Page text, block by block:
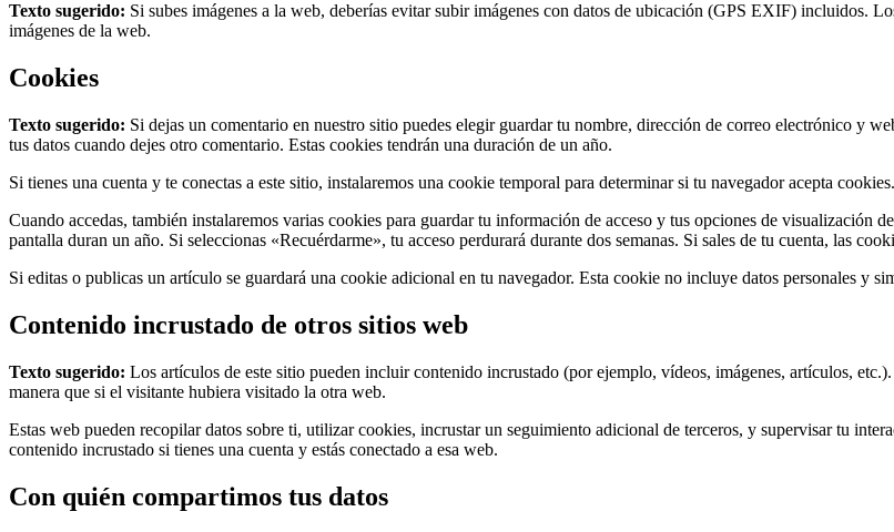
Texto sugerido: Si subes imágenes a la web, deberías evitar subir imágenes con datos de ubicación (GPS EXIF) incluidos.
imágenes de la web.
Cookies
Texto sugerido: Si dejas un comentario en nuestro sitio puedes elegir guardar tu nombre, dirección de correo electrónico y
tus datos cuando dejes otro comentario. Estas cookies tendrán una duración de un año.
Si tienes una cuenta y te conectas a este sitio, instalaremos una cookie temporal para determinar si tu navegador acepta
Cuando accedas, también instalaremos varias cookies para guardar tu información de acceso y tus opciones de visualización
pantalla duran un año. Si seleccionas «Recuérdarme», tu acceso perdurará durante dos semanas. Si sales de tu cuenta, las
Si editas o publicas un artículo se guardará una cookie adicional en tu navegador. Esta cookie no incluye datos personales y
Contenido incrustado de otros sitios web
Texto sugerido: Los artículos de este sitio pueden incluir contenido incrustado (por ejemplo, vídeos, imágenes, artículos,
manera que si el visitante hubiera visitado la otra web.
Estas web pueden recopilar datos sobre ti, utilizar cookies, incrustar un seguimiento adicional de terceros, y supervisar tu
contenido incrustado si tienes una cuenta y estás conectado a esa web.
Con quién compartimos tus datos